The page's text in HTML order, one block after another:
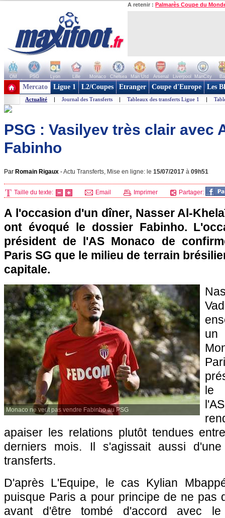
A retenir : Palmarès Coupe du
OM PSG Lyon Lille Monaco Chelsea Man Utd Arsenal Liverpool ManCity
+ de clubs
Mercato Ligue 1 L2/Coupes Etranger Coupe d'Europe Les
Actualité | Journal des Transferts | Tableaux des transferts Ligue 1 |
PSG : Vasilyev très clair avec
Fabinho
Par Romain Rigaux -Actu Transferts, Mise en ligne: le 15/07/2017 à 09h51
Taille du texte: Email Imprimer Partager:
A l'occasion d'un dîner, Nasser Al-
ont évoqué le dossier Fabinho.
président de l'AS Monaco de
Paris SG que le milieu de terrain
capitale.
Monaco ne veut pas vendre Fabinho au PSG
le
apaiser les relations plutôt tendues
derniers mois. Il s'agissait aussi
transferts.
D'après L'Equipe, le cas Kylian
puisque Paris a pour principe de ne pas
avant d'être tombé d'accord avec